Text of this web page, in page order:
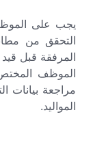
يجب على
التحقق من
المرفقة قبل قيد
الموظف المختص
مراجعة بيانات
المواليد.